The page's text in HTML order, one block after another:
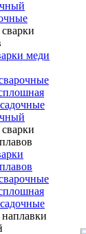
меди